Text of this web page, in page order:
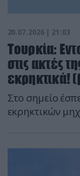
20.07.2026 | 21:03
Τουρκία:
στις ακτές
εκρηκτικά!
Στο σημείο
εκρηκτικών